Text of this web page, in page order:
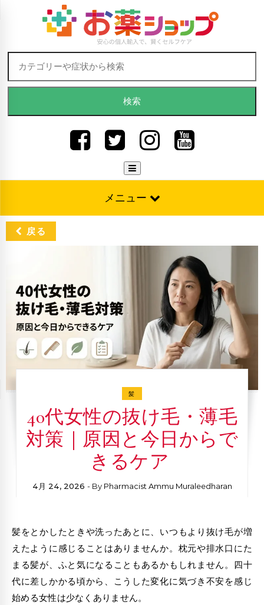
Skip to content
検索:
メニュー
戻る
髪
40代女性の抜け毛・薄毛
対策｜原因と今日からで
きるケア
4月 24, 2026 - By Pharmacist Ammu Muraleedharan
髪をとかしたときや洗ったあとに、いつもより抜け毛が増
えたように感じることはありませんか。枕元や排水口にた
まる髪が、ふと気になることもあるかもしれません。四十
代に差しかかる頃から、こうした変化に気づき不安を感じ
始める女性は少なくありません。